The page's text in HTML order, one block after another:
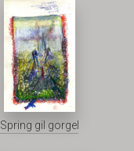
Spring gil gorgel